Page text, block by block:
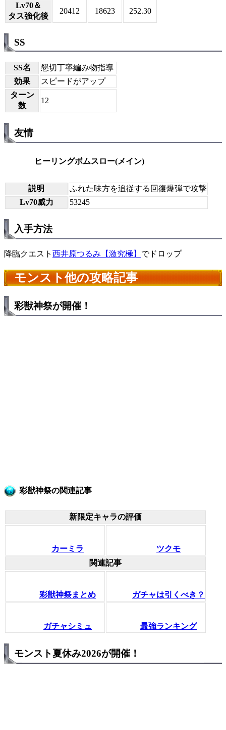
Lv70＆
タス強化後
20412 18623 252.30
SS
SS名
懇切丁寧編み物指導
効果
スピードがアップ
ターン
数
12
友情
ヒーリングボムスロー(メイン)
説明
ふれた味方を追従する回復爆弾で攻撃
Lv70威力
53245
入手方法
降臨クエスト 西井原つるみ【激究極】 でドロップ
モンスト他の攻略記事
彩獣神祭が開催！
彩獣神祭の関連記事
新限定キャラの評価
カーミラ
ツクモ
関連記事
彩獣神祭まとめ ガチャは引くべき？
ガチャシミュ 最強ランキング
モンスト夏休み2026が開催！